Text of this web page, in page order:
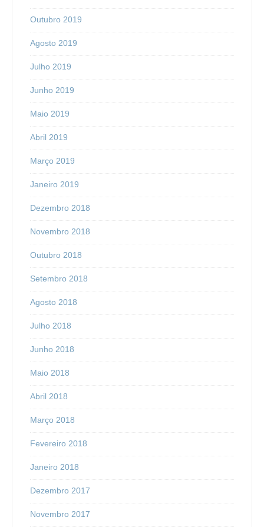
Outubro 2019
Agosto 2019
Julho 2019
Junho 2019
Maio 2019
Abril 2019
Março 2019
Janeiro 2019
Dezembro 2018
Novembro 2018
Outubro 2018
Setembro 2018
Agosto 2018
Julho 2018
Junho 2018
Maio 2018
Abril 2018
Março 2018
Fevereiro 2018
Janeiro 2018
Dezembro 2017
Novembro 2017